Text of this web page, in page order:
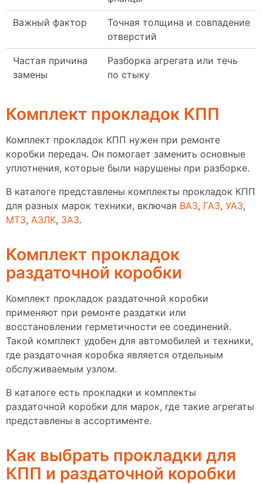
Важный фактор
Точная толщина и совпадение
отверстий
Частая причина
замены
Разборка агрегата или течь
по стыку
Комплект прокладок КПП
Комплект прокладок КПП нужен при ремонте
коробки передач. Он помогает заменить основные
уплотнения, которые были нарушены при разборке.
В каталоге представлены комплекты прокладок КПП
для разных марок техники, включая ВАЗ, ГАЗ, УАЗ,
МТЗ, АЗЛК, ЗАЗ.
Комплект прокладок
раздаточной коробки
Комплект прокладок раздаточной коробки
применяют при ремонте раздатки или
восстановлении герметичности ее соединений.
Такой комплект удобен для автомобилей и техники,
где раздаточная коробка является отдельным
обслуживаемым узлом.
В каталоге есть прокладки и комплекты
раздаточной коробки для марок, где такие агрегаты
представлены в ассортименте.
Как выбрать прокладки для
КПП и раздаточной коробки